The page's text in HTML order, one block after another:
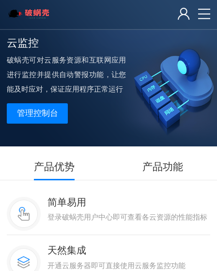
云监控
破蜗壳可对云服务资源和互联网应用
进行监控并提供自动警报功能，让您
能及时应对，保证应用程序正常运行
管理控制台
产品优势 产品功能
简单易用
登录破蜗壳用户中心即可查看各云资源的性能指标
天然集成
开通云服务器即可直接使用云服务监控功能